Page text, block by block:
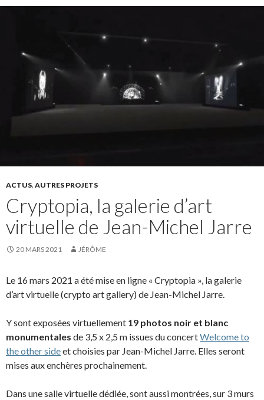
ACTUS, AUTRES PROJETS
Cryptopia, la galerie d’art
virtuelle de Jean-Michel Jarre
20 MARS 2021 JÉRÔME
Le 16 mars 2021 a été mise en ligne « Cryptopia », la galerie
d’art virtuelle (crypto art gallery) de Jean-Michel Jarre.
Y sont exposées virtuellement 19 photos noir et blanc
monumentales de 3,5 x 2,5 m issues du concertWelcome to
the other sideet choisies par Jean-Michel Jarre. Elles seront
mises aux enchères prochainement.
Dans une salle virtuelle dédiée, sont aussi montrées, sur 3 murs